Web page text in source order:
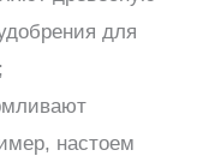
для
настоем